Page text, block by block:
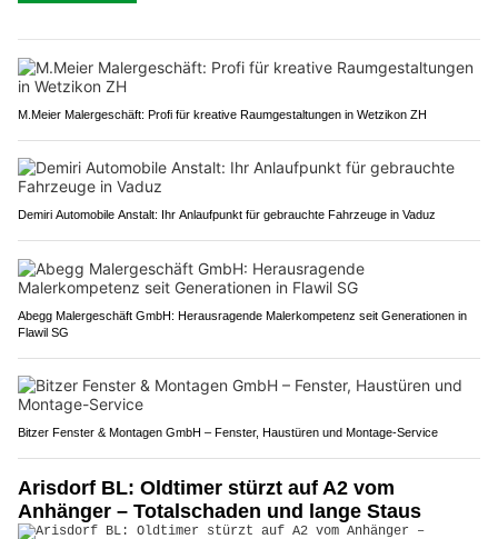
M.Meier Malergeschäft: Profi für kreative Raumgestaltungen in Wetzikon ZH
Demiri Automobile Anstalt: Ihr Anlaufpunkt für gebrauchte Fahrzeuge in Vaduz
Abegg Malergeschäft GmbH: Herausragende Malerkompetenz seit Generationen in
Flawil SG
Bitzer Fenster & Montagen GmbH – Fenster, Haustüren und Montage-Service
Arisdorf BL: Oldtimer stürzt auf A2 vom
Anhänger – Totalschaden und lange Staus